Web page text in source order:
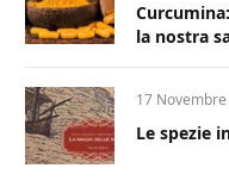
la nostra
17
Le spezie